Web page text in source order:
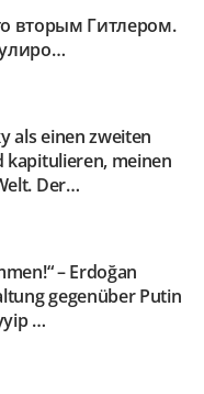
вторым Гитлером.
als einen zweiten
kapitulieren, meinen
Der…
– Erdoğan
gegenüber Putin
…